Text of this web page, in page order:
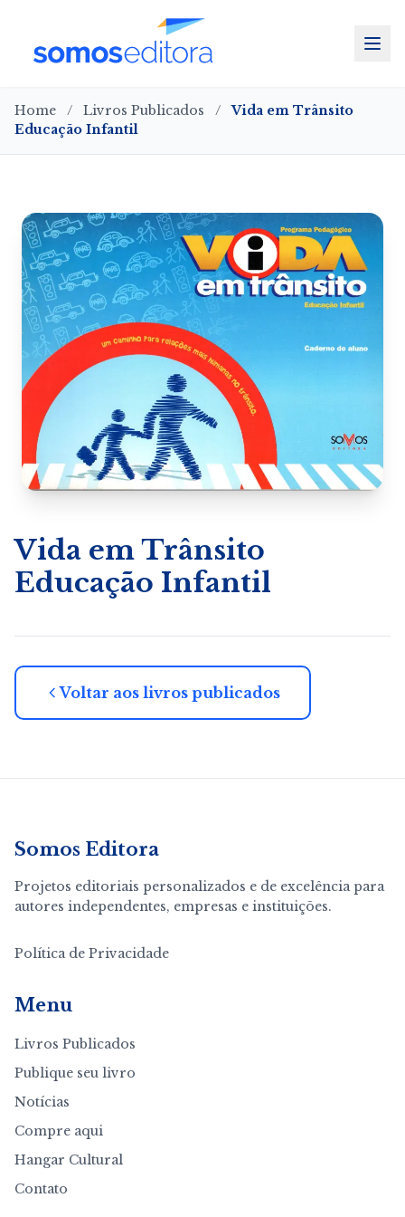
Home / Livros Publicados /
Vida em Trânsito
Educação Infantil
Vida em Trânsito
Educação Infantil
Voltar aos livros publicados
Somos Editora
Projetos editoriais personalizados e de excelência para
autores independentes, empresas e instituições.
Política de Privacidade
Menu
Livros Publicados
Publique seu livro
Notícias
Compre aqui
Hangar Cultural
Contato